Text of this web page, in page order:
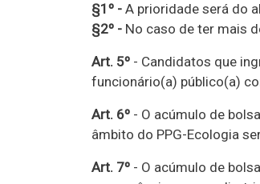
§1º - A prioridade será do
§2º - No caso de ter mais
Art. 5º - Candidatos que
funcionário(a) público(a)
Art. 6º - O acúmulo de
âmbito do PPG-Ecologia
Art. 7º - O acúmulo de